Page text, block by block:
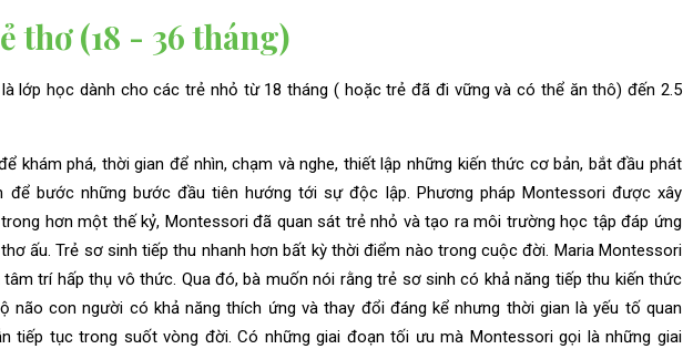
thơ (18 - 36 tháng)
lớp học dành cho các trẻ nhỏ từ 18 tháng ( hoặc trẻ đã đi vững và có thể ăn thô) đến 2.5
khám phá, thời gian để nhìn, chạm và nghe, thiết lập những kiến thức cơ bản, bắt đầu phát
để bước những bước đầu tiên hướng tới sự độc lập. Phương pháp Montessori được xây
hơn một thế kỷ, Montessori đã quan sát trẻ nhỏ và tạo ra môi trường học tập đáp ứng
ấu. Trẻ sơ sinh tiếp thu nhanh hơn bất kỳ thời điểm nào trong cuộc đời. Maria Montessori
trí hấp thụ vô thức. Qua đó, bà muốn nói rằng trẻ sơ sinh có khả năng tiếp thu kiến thức
não con người có khả năng thích ứng và thay đổi đáng kể nhưng thời gian là yếu tố quan
tiếp tục trong suốt vòng đời. Có những giai đoạn tối ưu mà Montessori gọi là những giai